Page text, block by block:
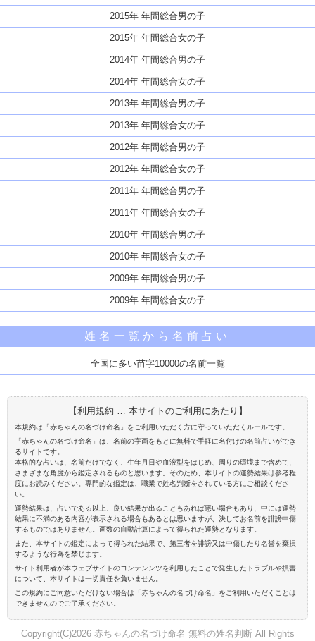
2015年 年間総合男の子
2015年 年間総合女の子
2014年 年間総合男の子
2014年 年間総合女の子
2013年 年間総合男の子
2013年 年間総合女の子
2012年 年間総合男の子
2012年 年間総合女の子
2011年 年間総合男の子
2011年 年間総合女の子
2010年 年間総合男の子
2010年 年間総合女の子
2009年 年間総合男の子
2009年 年間総合女の子
姓名一覧から名前占い
全国に多い苗字10000の名前一覧
【利用規約 … 本サイトのご利用にあたり】
本規約は「赤ちゃんの名づけ命名」をご利用いただく方に守っていただくルールです。
「赤ちゃんの名づけ命名」は、名前の字画をもとに無料で手軽に名付けの名前占いができ
るサイトです。
本格的な占いは、名前だけでなく、生年月日や血液型をはじめ、周りの環境まで含めて、
さまざまな角度から鑑定されるものと思います。そのため、本サイトの運勢結果は参考程
度にお読みください。専門的な鑑定は、職業で姓名判断をされている方にご相談くださ
い。
運勢結果は、占いである以上、良い結果が出ることもあれば悪い場合もあり、中には運勢
結果に不満のある内容が表示される場合もあるとは思いますが、決してお名前を誹謗中傷
するものではありません。画数の自動計算によって得られた運勢となります。
また、本サイトの鑑定によって得られた結果で、第三者を誹謗又は中傷したり名誉を棄損
するような行為を禁じます。
サイト利用者が本ウェブサイトのコンテンンツを利用したことで発生したトラブルや損害
について、本サイトは一切責任を負いません。
この規約にご同意いただけない場合は「赤ちゃんの名づけ命名」をご利用いただくことは
できませんのでご了承ください。
Copyright(C)2026 赤ちゃんの名づけ命名 無料の姓名判断 All Rights